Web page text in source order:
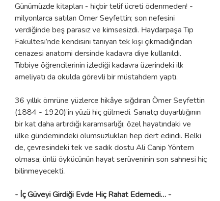
Günümüzde kitapları - hiçbir telif ücreti ödenmeden! -
milyonlarca satılan Ömer Seyfettin; son nefesini
verdiğinde beş parasız ve kimsesizdi. Haydarpaşa Tıp
Fakültesi’nde kendisini tanıyan tek kişi çıkmadığından
cenazesi anatomi dersinde kadavra diye kullanıldı.
Tıbbiye öğrencilerinin izlediği kadavra üzerindeki ilk
ameliyatı da okulda görevli bir müstahdem yaptı.
36 yıllık ömrüne yüzlerce hikâye sığdıran Ömer Seyfettin
(1884 - 1920)’in yüzü hiç gülmedi. Sanatçı duyarlılığının
bir kat daha artırdığı karamsarlığı; özel hayatındaki ve
ülke gündemindeki olumsuzlukları hep dert edindi. Belki
de, çevresindeki tek ve sadık dostu Ali Canip Yöntem
olmasa; ünlü öykücünün hayat serüveninin son sahnesi hiç
bilinmeyecekti.
- İç Güveyi Girdiği Evde Hiç Rahat Edemedi… -